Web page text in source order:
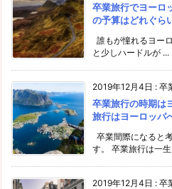
卒業旅行でヨーロ
の予算はどれぐら
誰もが憧れるヨー
と少しハードルが ...
2019年12月4日 : 卒
卒業旅行の時期は
旅行はヨーロッパ
卒業間際になると
す。 卒業旅行は一生
2019年12月4日 : 卒